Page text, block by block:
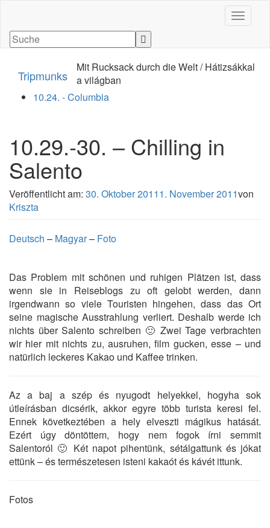
Tripmunks
Mit Rucksack durch die Welt / Hátizsákkal
a világban
10.24. - Columbia
10.29.-30. – Chilling in
Salento
Veröffentlicht am: 30. Oktober 20111. November 2011von
Kriszta
Deutsch – Magyar– Foto
Das Problem mit schönen und ruhigen Plätzen ist, dass
wenn sie in Reiseblogs zu oft gelobt werden, dann
irgendwann so viele Touristen hingehen, dass das Ort
seine magische Ausstrahlung verliert. Deshalb werde ich
nichts über Salento schreiben 🙂 Zwei Tage verbrachten
wir hier mit nichts zu, ausruhen, film gucken, esse – und
natürlich leckeres Kakao und Kaffee trinken.
Az a baj a szép és nyugodt helyekkel, hogyha sok
útleírásban dicsérik, akkor egyre több turista keresi fel.
Ennek következtében a hely elveszti mágikus hatását.
Ezért úgy döntöttem, hogy nem fogok írni semmit
Salentoról 🙂 Két napot pihentünk, sétálgattunk és jókat
ettünk – és természetesen isteni kakaót és kávét ittunk.
Fotos